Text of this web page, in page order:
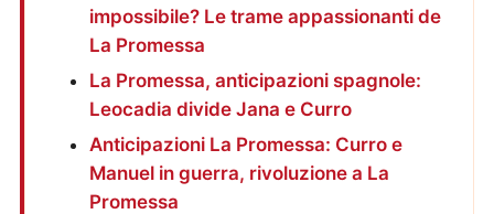
impossibile? Le trame appassionanti de
La Promessa
La Promessa, anticipazioni spagnole:
Leocadia divide Jana e Curro
Anticipazioni La Promessa: Curro e
Manuel in guerra, rivoluzione a La
Promessa